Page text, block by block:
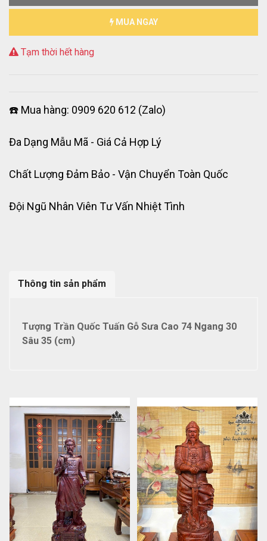
MUA NGAY
Tạm thời hết hàng
☎️ Mua hàng: 0909 620 612 (Zalo)
Đa Dạng Mẫu Mã - Giá Cả Hợp Lý
Chất Lượng Đảm Bảo - Vận Chuyển Toàn Quốc
Đội Ngũ Nhân Viên Tư Vấn Nhiệt Tình
Thông tin sản phẩm
Tượng Trần Quốc Tuấn Gỗ Sưa Cao 74 Ngang 30
Sâu 35 (cm)